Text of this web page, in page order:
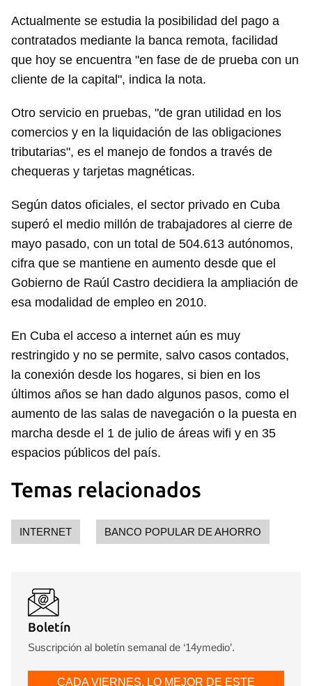
Actualmente se estudia la posibilidad del pago a
contratados mediante la banca remota, facilidad
que hoy se encuentra "en fase de de prueba con un
cliente de la capital", indica la nota.
Otro servicio en pruebas, "de gran utilidad en los
comercios y en la liquidación de las obligaciones
tributarias", es el manejo de fondos a través de
chequeras y tarjetas magnéticas.
Según datos oficiales, el sector privado en Cuba
superó el medio millón de trabajadores al cierre de
mayo pasado, con un total de 504.613 autónomos,
cifra que se mantiene en aumento desde que el
Gobierno de Raúl Castro decidiera la ampliación de
esa modalidad de empleo en 2010.
En Cuba el acceso a internet aún es muy
restringido y no se permite, salvo casos contados,
la conexión desde los hogares, si bien en los
últimos años se han dado algunos pasos, como el
aumento de las salas de navegación o la puesta en
marcha desde el 1 de julio de áreas wifi y en 35
espacios públicos del país.
Temas relacionados
INTERNET BANCO POPULAR DE AHORRO
Boletín
Suscripción al boletín semanal de ‘14ymedio’.
CADA VIERNES, LO MEJOR DE ESTE